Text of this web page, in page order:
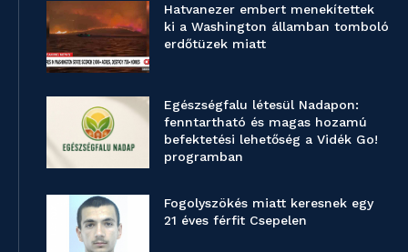
Hatvanezer embert menekítettek
ki a Washington államban tomboló
erdőtüzek miatt
Egészségfalu létesül Nadapon:
fenntartható és magas hozamú
befektetési lehetőség a Vidék Go!
programban
Fogolyszökés miatt keresnek egy
21 éves férfit Csepelen